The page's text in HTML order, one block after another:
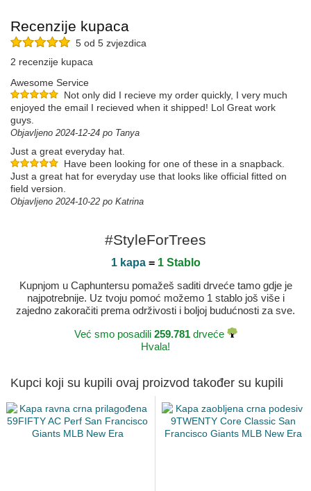
Recenzije kupaca
5 od 5 zvjezdica
2 recenzije kupaca
Awesome Service
Not only did I recieve my order quickly, I very much
enjoyed the email I recieved when it shipped! Lol Great work
guys.
Objavljeno 2024-12-24 po Tanya
Just a great everyday hat.
Have been looking for one of these in a snapback.
Just a great hat for everyday use that looks like official fitted on
field version.
Objavljeno 2024-10-22 po Katrina
#StyleForTrees
1 kapa= 1 Stablo
Kupnjom u Caphuntersu pomažeš saditi drveće tamo gdje je
najpotrebnije. Uz tvoju pomoć možemo 1 stablo još više i
zajedno zakoračiti prema održivosti i boljoj budućnosti za sve.
Već smo posadili 259.781drveće
Hvala!
Kupci koji su kupili ovaj proizvod također su kupili